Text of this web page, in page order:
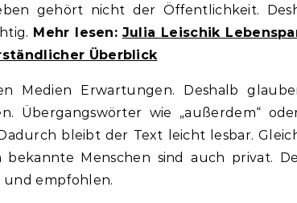
gehört nicht der Öffentlichkeit.
Mehr lesen: Julia Leischik
Überblick
Medien Erwartungen. Deshalb
Übergangswörter wie „außerdem“
bleibt der Text leicht lesbar.
bekannte Menschen sind auch privat.
empfohlen.